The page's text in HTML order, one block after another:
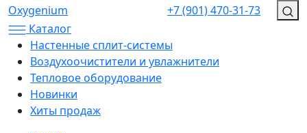
Oxygenium
+7 (901) 470-31-73
Каталог
Настенные сплит-системы
Воздухоочистители и увлажнители
Тепловое оборудование
Новинки
Хиты продаж